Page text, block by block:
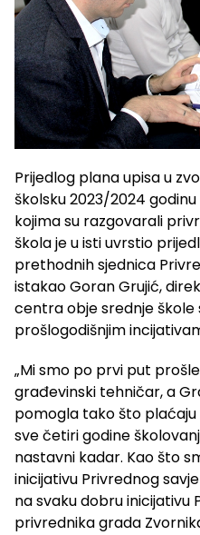
Prijedlog plana upisa u
školsku 2023/2024
kojima su razgovarali
škola je u isti uvrstio
prethodnih sjednica
istakao Goran Grujić,
centra obje srednje škole
prošlogodišnjim
„Mi smo po prvi put
građevinski tehničar, a
pomogla tako što
sve četiri godine
nastavni kadar. Kao što
inicijativu Privrednog
na svaku dobru inicijativu
privrednika grada